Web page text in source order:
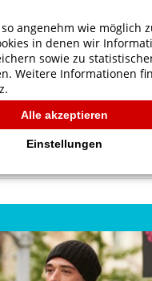
angenehm wie möglich
in denen wir
sowie zu
Weitere Informationen
Alle akzeptieren
Einstellungen